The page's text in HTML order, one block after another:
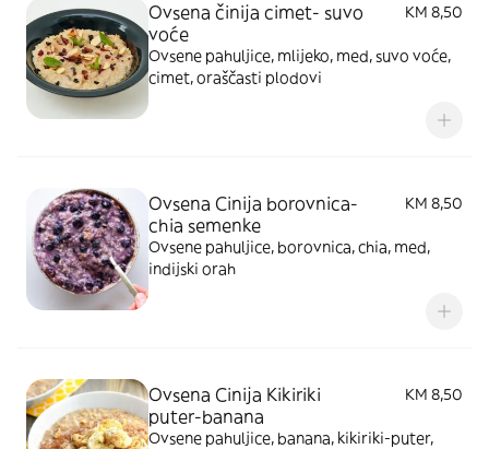
Ovsena činija cimet- suvo
voće
KM 8,50
Ovsene pahuljice, mlijeko, med, suvo voće,
cimet, oraščasti plodovi
Ovsena Cinija borovnica-
chia semenke
KM 8,50
Ovsene pahuljice, borovnica, chia, med,
indijski orah
Ovsena Cinija Kikiriki
puter-banana
KM 8,50
Ovsene pahuljice, banana, kikiriki-puter,